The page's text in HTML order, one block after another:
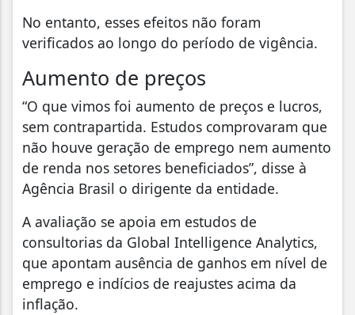
No entanto, esses efeitos não foram
verificados ao longo do período de vigência.
Aumento de preços
“O que vimos foi aumento de preços e lucros,
sem contrapartida. Estudos comprovaram que
não houve geração de emprego nem aumento
de renda nos setores beneficiados”, disse à
Agência Brasil o dirigente da entidade.
A avaliação se apoia em estudos de
consultorias da Global Intelligence Analytics,
que apontam ausência de ganhos em nível de
emprego e indícios de reajustes acima da
inflação.